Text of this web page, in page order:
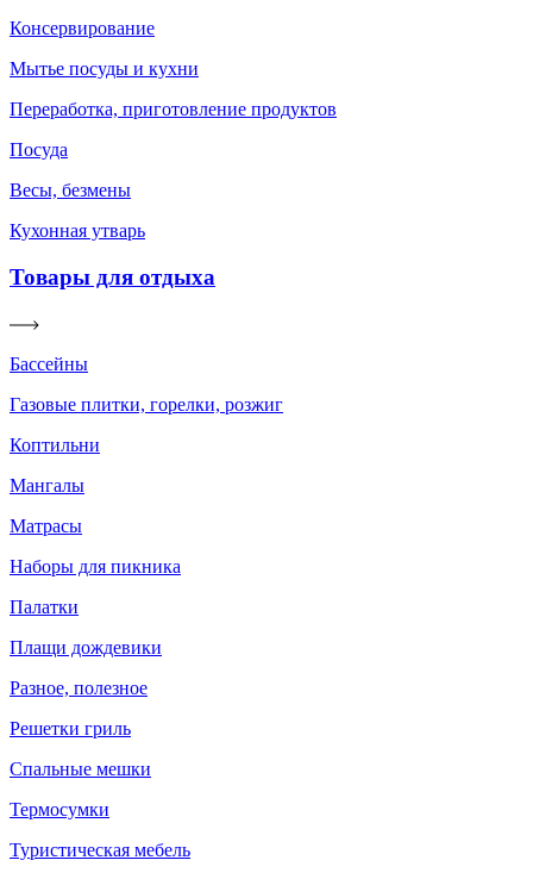
Консервирование
Мытье посуды и кухни
Переработка, приготовление продуктов
Посуда
Весы, безмены
Кухонная утварь
Товары для отдыха
Бассейны
Газовые плитки, горелки, розжиг
Коптильни
Мангалы
Матрасы
Наборы для пикника
Палатки
Плащи дождевики
Разное, полезное
Решетки гриль
Спальные мешки
Термосумки
Туристическая мебель